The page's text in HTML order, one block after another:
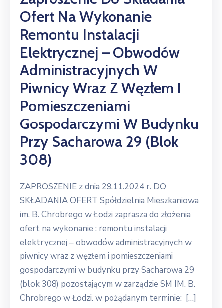
Ofert Na Wykonanie
Remontu Instalacji
Elektrycznej – Obwodów
Administracyjnych W
Piwnicy Wraz Z Węzłem I
Pomieszczeniami
Gospodarczymi W Budynku
Przy Sacharowa 29 (blok
308)
ZAPROSZENIE z dnia 29.11.2024 r. DO
SKŁADANIA OFERT Spółdzielnia Mieszkaniowa
im. B. Chrobrego w Łodzi zaprasza do złożenia
ofert na wykonanie : remontu instalacji
elektrycznej – obwodów administracyjnych w
piwnicy wraz z węzłem i pomieszczeniami
gospodarczymi w budynku przy Sacharowa 29
(blok 308) pozostającym w zarządzie SM IM. B.
Chrobrego w Łodzi. w pożądanym terminie: […]